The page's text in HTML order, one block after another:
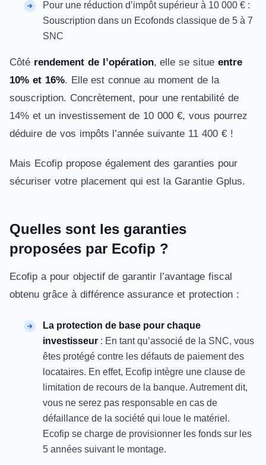
Pour une réduction d’impôt supérieur à 10 000 € :
Souscription dans un Ecofonds classique de 5 à 7
SNC
Côté rendement de l’opération, elle se situe entre
10% et 16%. Elle est connue au moment de la
souscription. Concrètement, pour une rentabilité de
14% et un investissement de 10 000 €, vous pourrez
déduire de vos impôts l’année suivante 11 400 € !
Mais Ecofip propose également des garanties pour
sécuriser votre placement qui est la Garantie Gplus.
Quelles sont les garanties
proposées par Ecofip ?
Ecofip a pour objectif de garantir l’avantage fiscal
obtenu grâce à différence assurance et protection :
La protection de base pour chaque
investisseur : En tant qu’associé de la SNC, vous
êtes protégé contre les défauts de paiement des
locataires. En effet, Ecofip intègre une clause de
limitation de recours de la banque. Autrement dit,
vous ne serez pas responsable en cas de
défaillance de la société qui loue le matériel.
Ecofip se charge de provisionner les fonds sur les
5 années suivant le montage.